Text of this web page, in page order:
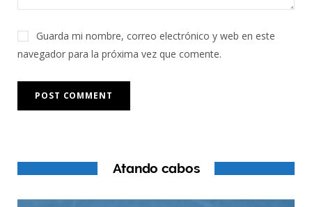
Guarda mi nombre, correo electrónico y web en este
navegador para la próxima vez que comente.
Atando cabos